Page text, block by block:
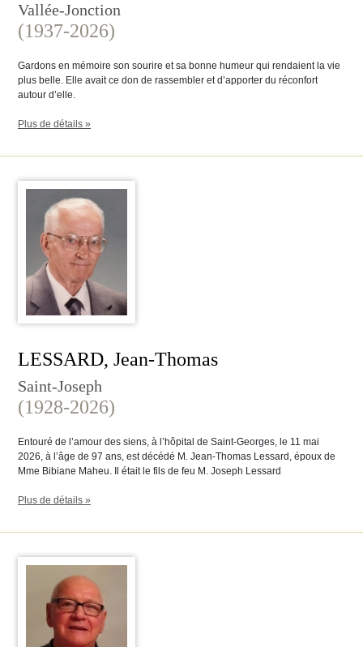
Vallée-Jonction
(1937-2026)
Gardons en mémoire son sourire et sa bonne humeur qui rendaient la vie
plus belle. Elle avait ce don de rassembler et d’apporter du réconfort
autour d’elle.
Plus de détails »
LESSARD, Jean-Thomas
Saint-Joseph
(1928-2026)
Entouré de l’amour des siens, à l’hôpital de Saint-Georges, le 11 mai
2026, à l’âge de 97 ans, est décédé M. Jean-Thomas Lessard, époux de
Mme Bibiane Maheu. Il était le fils de feu M. Joseph Lessard
Plus de détails »